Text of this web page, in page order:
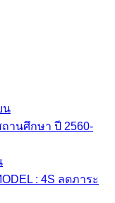
น
านศึกษา ปี 2560-
: 4S ลดภาระ